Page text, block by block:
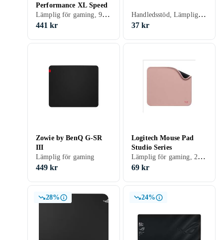
Performance XL Speed
Lämplig för gaming, 900 mm
441 kr
Handledsstöd, Lämplig för gaming
37 kr
Zowie by BenQ G-SR
III
Lämplig för gaming
449 kr
Logitech Mouse Pad
Studio Series
Lämplig för gaming, 230 mm, 200 mm
69 kr
28% 24%